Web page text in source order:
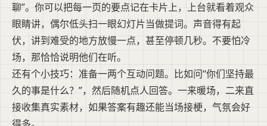
聊”。你可以把每一页的要点记在卡片上，上台就看着观众
眼睛讲，偶尔低头扫一眼幻灯片当做提词。声音得有起
伏，讲到难受的地方放慢一点，甚至停顿几秒。不要怕冷
场，那恰恰说明他们在听。
还有个小技巧：准备一两个互动问题。比如问“你们坚持最
久的事是什么？”，然后随机点人回答。一来暖场，二来直
接收集真实素材，如果答案有趣还能当场接梗，气氛会好